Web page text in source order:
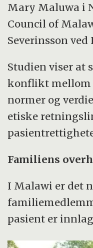
Mary Maluwa i
Council of
Severinsson ved
Studien viser at
konflikt mellom
normer og
etiske
Familiens
I Malawi er det
pasient er